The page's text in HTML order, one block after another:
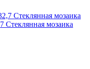
мозаика